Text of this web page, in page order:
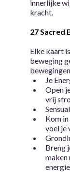
innerlijke
kracht.
27 Sacred
Elke kaart
beweging
Je
Open
vrij
Kom
voel je
Breng
maken